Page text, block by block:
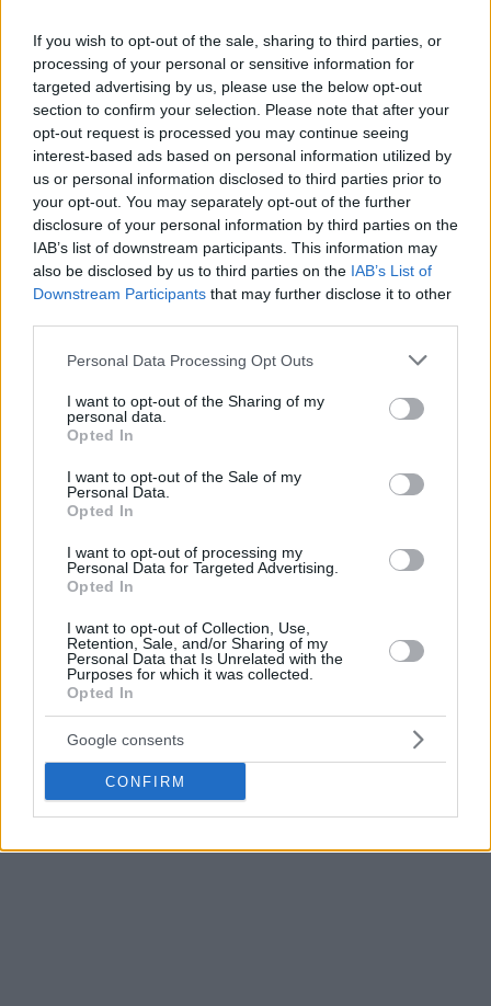
If you wish to opt-out of the sale, sharing to third parties, or
processing of your personal or sensitive information for
targeted advertising by us, please use the below opt-out
section to confirm your selection. Please note that after your
opt-out request is processed you may continue seeing
interest-based ads based on personal information utilized by
us or personal information disclosed to third parties prior to
your opt-out. You may separately opt-out of the further
disclosure of your personal information by third parties on the
IAB’s list of downstream participants. This information may
also be disclosed by us to third parties on the IAB’s List of
Downstream Participants that may further disclose it to other
Please note that this website/app uses one or more Google
not limited to your visit or usage behaviour. You may click to
grant or deny consent to Google and its third-party tags to
use your data for below specified purposes in below Google
consent section.
Personal Data Processing Opt Outs
I want to opt-out of the Sharing of my
personal data.
Opted In
I want to opt-out of the Sale of my
Personal Data.
Opted In
I want to opt-out of processing my
Personal Data for Targeted Advertising.
Opted In
I want to opt-out of Collection, Use,
Retention, Sale, and/or Sharing of my
Personal Data that Is Unrelated with the
Purposes for which it was collected.
Opted In
Google consents
CONFIRM
θίχτηκε πολύ μετά το τελευταίο παιχνίδι. Φτάνει ένα σημείο
που λες δεν πάει άλλο. Αυτές τις δύο ημέρες αυτό δούλεψε.
Πρέπει να υπάρξει συνέχεια και να χτίσουμε σε αυτό”.
Ερωτηθείς για τον Μόντε Μόρις είπε:
“Το να έχεις παραπάνω λύσεις είναι μόνο θετικό και καλό
για τα σχήματα και το πώς θέλει ο προπονητής να
παίξουμε. Παραπάνω χέρια, παραπάνω λύσεις, παραπάνω
άτομα και πράγματα να κάνεις στο παρκέ. Μόνο θετικό